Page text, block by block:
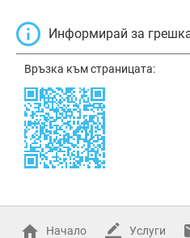
Информирай за
Връзка към страницата:
Начало Услуги